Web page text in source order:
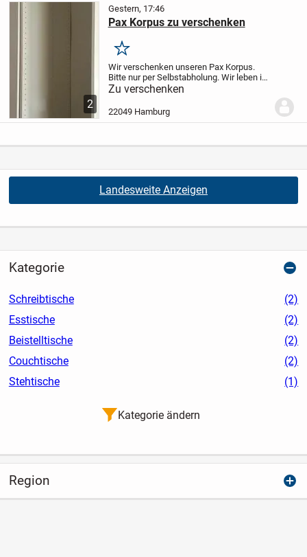
2
Gestern, 17:46
Pax Korpus zu verschenken
Merken
Wir verschenken unseren Pax Korpus.
Bitte nur per Selbstabholung.Wir leben im
EG und haben eine Stehmöglichkeit ca
Parkplätze sind eher Glückssache.
Zu verschenken
22049 Hamburg
Landesweite Anzeigen
Kategorie
Schreibtische
(2)
Esstische
(2)
Beistelltische
(2)
Couchtische
(2)
Stehtische
(1)
Kategorie ändern
Region